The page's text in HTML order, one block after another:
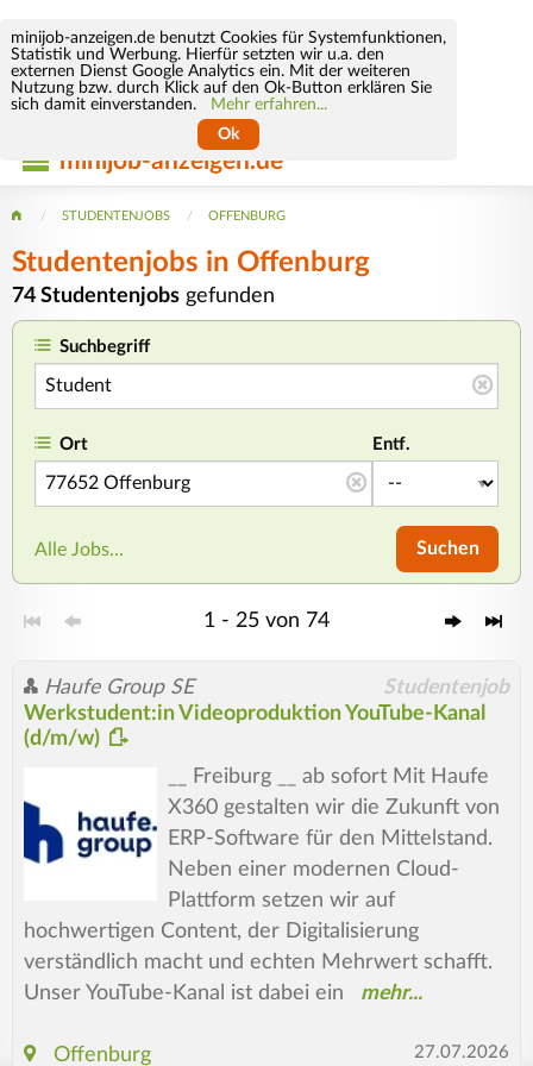
minijob-anzeigen.de benutzt Cookies für Systemfunktionen,
Statistik und Werbung. Hierfür setzten wir u.a. den
externen Dienst Google Analytics ein. Mit der weiteren
Nutzung bzw. durch Klick auf den Ok-Button erklären Sie
sich damit einverstanden.
Mehr erfahren...
Ok
minijob-anzeigen.de
STUDENTENJOBS OFFENBURG
Studentenjobs in Offenburg
74 Studentenjobs gefunden
Suchbegriff
Ort Entf.
Alle Jobs... Suchen
1 - 25 von 74
Haufe Group SE Studentenjob
Werkstudent:in Videoproduktion YouTube-Kanal
(d/m/w)
__ Freiburg __ ab sofort Mit Haufe
X360 gestalten wir die Zukunft von
ERP-Software für den Mittelstand.
Neben einer modernen Cloud-
Plattform setzen wir auf
hochwertigen Content, der Digitalisierung
verständlich macht und echten Mehrwert schafft.
Unser YouTube-Kanal ist dabei ein
Offenburg 27.07.2026